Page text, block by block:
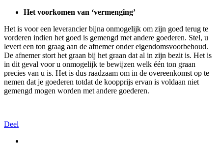
Het voorkomen van ‘vermenging’
Het is voor een leverancier bijna onmogelijk om zijn goed terug te
vorderen indien het goed is gemengd met andere goederen. Stel, u
levert een ton graag aan de afnemer onder eigendomsvoorbehoud.
De afnemer stort het graan bij het graan dat al in zijn bezit is. Het is
in dit geval voor u onmogelijk te bewijzen welk één ton graan
precies van u is. Het is dus raadzaam om in de overeenkomst op te
nemen dat je goederen totdat de koopprijs ervan is voldaan niet
gemengd mogen worden met andere goederen.
Deel